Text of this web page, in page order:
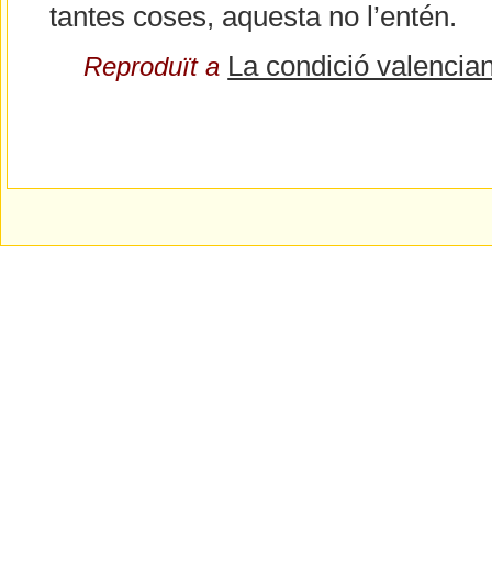
tantes coses, aquesta no l’entén.
Reproduït a La condició